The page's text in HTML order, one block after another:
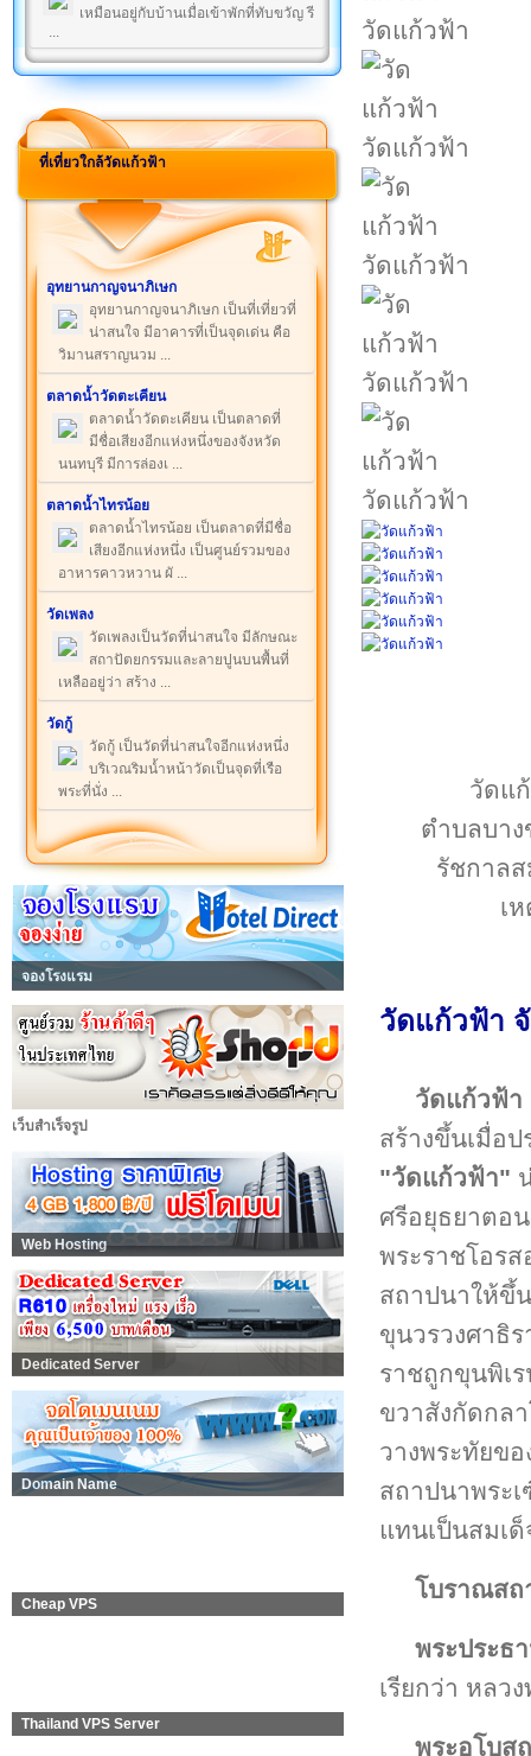
เหมือนอยู่กับบ้านเมื่อเข้าพักที่ทับขวัญ รี
...
ที่เที่ยวใกล้วัดแก้วฟ้า
อุทยานกาญจนาภิเษก
อุทยานกาญจนาภิเษก เป็นที่เที่ยวที่
น่าสนใจ มีอาคารที่เป็นจุดเด่น คือ
วิมานสราญนวม ...
ตลาดน้ำวัดตะเคียน
ตลาดน้ำวัดตะเคียน เป็นตลาดที่
มีชื่อเสียงอีกแห่งหนึ่งของจังหวัด
นนทบุรี มีการล่องเ ...
ตลาดน้ำไทรน้อย
ตลาดน้ำไทรน้อย เป็นตลาดที่มีชื่อ
เสียงอีกแห่งหนึ่ง เป็นศูนย์รวมของ
อาหารคาวหวาน ผั ...
วัดเพลง
วัดเพลงเป็นวัดที่น่าสนใจ มีลักษณะ
สถาปัตยกรรมและลายปูนบนพื้นที่
เหลืออยู่ว่า สร้าง ...
วัดกู้
วัดกู้ เป็นวัดที่น่าสนใจอีกแห่งหนึ่ง
บริเวณริมน้ำหน้าวัดเป็นจุดที่เรือ
พระที่นั่ง ...
จองโรงแรม
เว็บสำเร็จรูป
Web Hosting
Dedicated Server
Domain Name
Cheap VPS
Thailand VPS Server
วัดแก้วฟ้า
วัดแก้วฟ้า
วัดแก้วฟ้า
วัดแก้วฟ้า
วัดแก้วฟ้า
วัดแ
ตำบลบา
รัชกาลส
เ
วัดแก้วฟ้า
วัดแก้วฟ้า
สร้างขึ้นเมื่อ
"วัดแก้วฟ้า"
ศรีอยุธยาตอ
พระราชโอร
สถาปนาให้ขึ้
ขุนวรวงศาธิ
ราชถูกขุนพิเ
ขวาสังกัดกล
วางพระทัยข
สถาปนาพระ
แทนเป็นสมเ
โบราณสถ
พระประธ
เรียกว่า หลว
พระอุโบส